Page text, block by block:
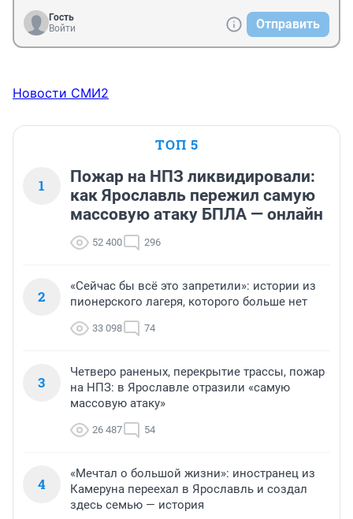
Гость
Войти
Отправить
Новости СМИ2
ТОП 5
1
Пожар на НПЗ ликвидировали:
как Ярославль пережил самую
массовую атаку БПЛА — онлайн
52 400 296
2
«Сейчас бы всё это запретили»: истории из
пионерского лагеря, которого больше нет
33 098 74
3
Четверо раненых, перекрытие трассы, пожар
на НПЗ: в Ярославле отразили «самую
массовую атаку»
26 487 54
4
«Мечтал о большой жизни»: иностранец из
Камеруна переехал в Ярославль и создал
здесь семью — история